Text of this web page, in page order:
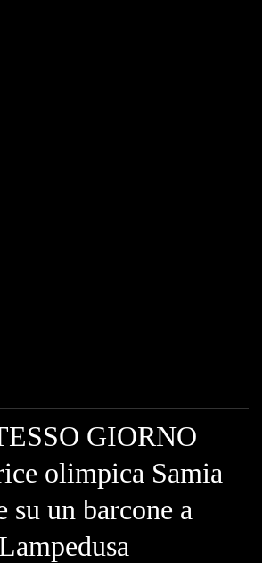
GIORNO
olimpica Samia
su un barcone a
Lampedusa